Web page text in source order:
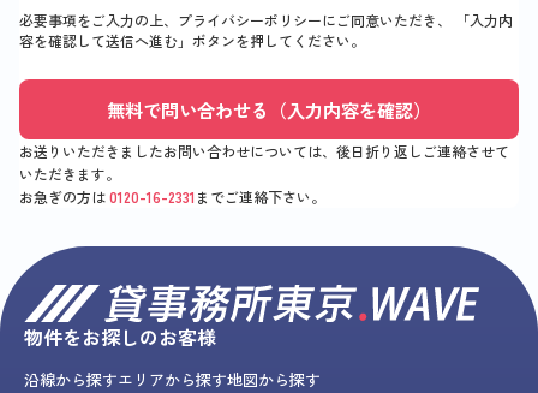
必要事項をご入力の上、プライバシーポリシーにご同意いただき、
「入力内
容を確認して送信へ進む」 ボタンを押してください。
無料で問い合わせる（入力内容を確認）
お送りいただきましたお問い合わせについては、後日折り返しご連絡させて
いただきます。
お急ぎの方は0120-16-2331 までご連絡下さい。
物件をお探しのお客様
沿線から探すエリアから探す地図から探す